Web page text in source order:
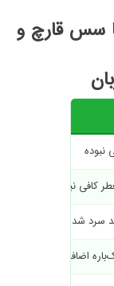
سس قارچ و
نبوده
کافی نبوده یا کف‌گیری
شده یا کامل نپخته
اضافه شده